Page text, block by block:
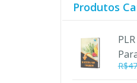
Produtos
R$